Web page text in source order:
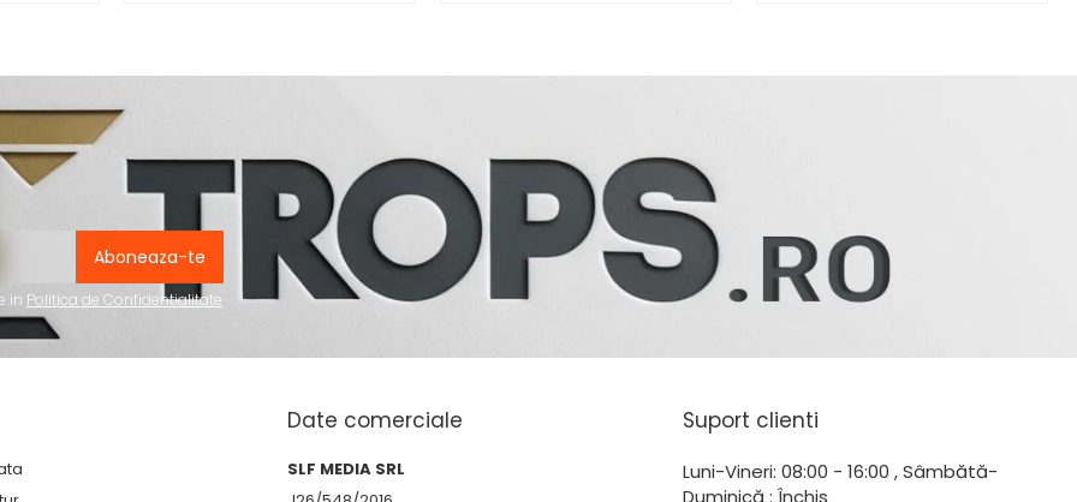
in Politica de Confidentialitate
Date comerciale
SLF MEDIA SRL
Suport clienti
Luni-Vineri: 08:00 - 16:00 , Sâmbătă-
Duminică : Închis